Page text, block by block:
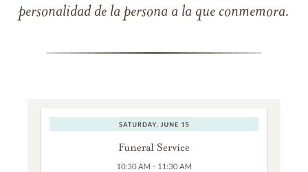
personalidad de la persona a la que conmemora.